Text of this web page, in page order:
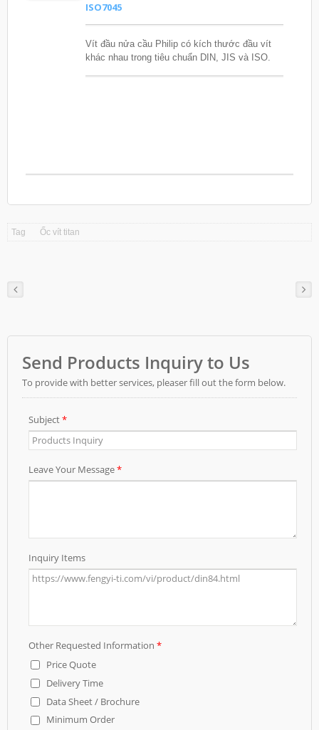
ISO7045
Vít đầu nửa cầu Philip có kích thước đầu vít
khác nhau trong tiêu chuẩn DIN, JIS và ISO.
Tag Ốc vít titan